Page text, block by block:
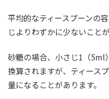
平均的なティースプーンの
じよりわずかに少ないことが
砂糖の場合、小さじ1（5ml
換算されますが、ティース
量になることがあります。